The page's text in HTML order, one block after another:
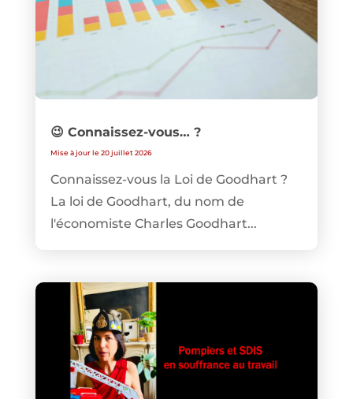
😉 Connaissez-vous… ?
Mise à jour le 20 juillet 2026
Connaissez-vous la Loi de Goodhart ?
La loi de Goodhart, du nom de
l'économiste Charles Goodhart...